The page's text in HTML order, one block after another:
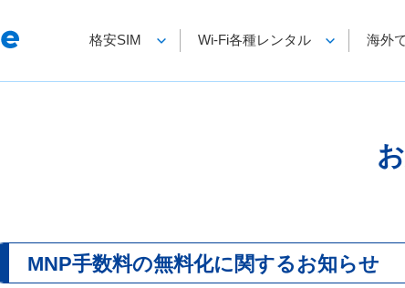
格安SIM Wi-Fi各種レンタル 海外
MNP手数料の無料化に関するお知らせ